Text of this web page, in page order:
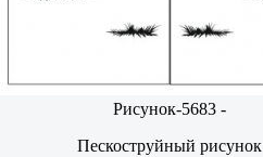
Рисунок-5683 -
Пескоструйный рисунок